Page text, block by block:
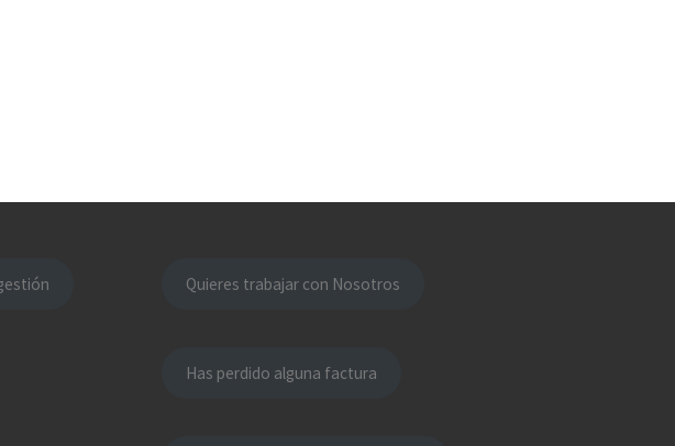
Quieres trabajar con Nosotros
Has perdido alguna factura